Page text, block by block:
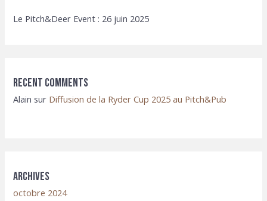
Le Pitch&Deer Event : 26 juin 2025
Recent Comments
Alain sur Diffusion de la Ryder Cup 2025 au Pitch&Pub
Archives
octobre 2024